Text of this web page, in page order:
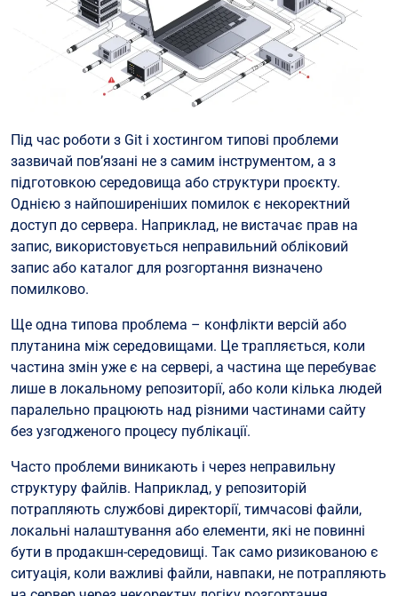
Під час роботи з Git і хостингом типові проблеми
зазвичай пов’язані не з самим інструментом, а з
підготовкою середовища або структури проєкту.
Однією з найпоширеніших помилок є некоректний
доступ до сервера. Наприклад, не вистачає прав на
запис, використовується неправильний обліковий
запис або каталог для розгортання визначено
помилково.
Ще одна типова проблема – конфлікти версій або
плутанина між середовищами. Це трапляється, коли
частина змін уже є на сервері, а частина ще перебуває
лише в локальному репозиторії, або коли кілька людей
паралельно працюють над різними частинами сайту
без узгодженого процесу публікації.
Часто проблеми виникають і через неправильну
структуру файлів. Наприклад, у репозиторій
потрапляють службові директорії, тимчасові файли,
локальні налаштування або елементи, які не повинні
бути в продакшн-середовищі. Так само ризикованою є
ситуація, коли важливі файли, навпаки, не потрапляють